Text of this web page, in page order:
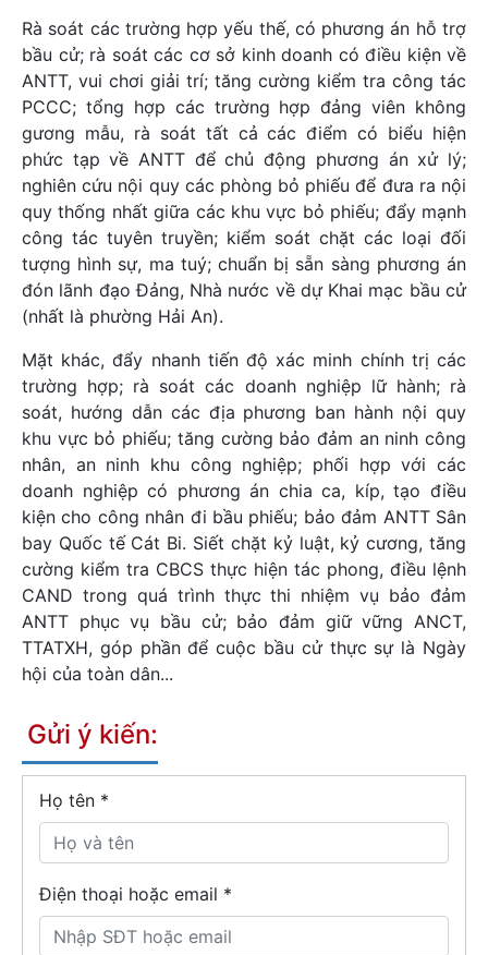
Rà soát các trường hợp yếu thế, có phương án hỗ trợ
bầu cử; rà soát các cơ sở kinh doanh có điều kiện về
ANTT, vui chơi giải trí; tăng cường kiểm tra công tác
PCCC; tổng hợp các trường hợp đảng viên không
gương mẫu, rà soát tất cả các điểm có biểu hiện
phức tạp về ANTT để chủ động phương án xử lý;
nghiên cứu nội quy các phòng bỏ phiếu để đưa ra nội
quy thống nhất giữa các khu vực bỏ phiếu; đẩy mạnh
công tác tuyên truyền; kiểm soát chặt các loại đối
tượng hình sự, ma tuý; chuẩn bị sẵn sàng phương án
đón lãnh đạo Đảng, Nhà nước về dự Khai mạc bầu cử
(nhất là phường Hải An).
Mặt khác, đẩy nhanh tiến độ xác minh chính trị các
trường hợp; rà soát các doanh nghiệp lữ hành; rà
soát, hướng dẫn các địa phương ban hành nội quy
khu vực bỏ phiếu; tăng cường bảo đảm an ninh công
nhân, an ninh khu công nghiệp; phối hợp với các
doanh nghiệp có phương án chia ca, kíp, tạo điều
kiện cho công nhân đi bầu phiếu; bảo đảm ANTT Sân
bay Quốc tế Cát Bi. Siết chặt kỷ luật, kỷ cương, tăng
cường kiểm tra CBCS thực hiện tác phong, điều lệnh
CAND trong quá trình thực thi nhiệm vụ bảo đảm
ANTT phục vụ bầu cử; bảo đảm giữ vững ANCT,
TTATXH, góp phần để cuộc bầu cử thực sự là Ngày
hội của toàn dân...
Gửi ý kiến:
Họ tên *
Điện thoại hoặc email *